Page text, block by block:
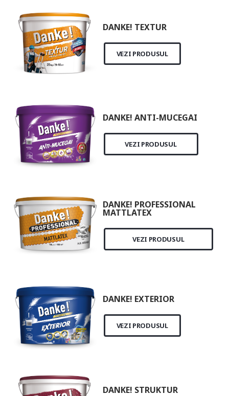
DANKE! TEXTUR
VEZI PRODUSUL
DANKE! ANTI-MUCEGAI
VEZI PRODUSUL
DANKE! PROFESSIONAL
MATTLATEX
VEZI PRODUSUL
DANKE! EXTERIOR
VEZI PRODUSUL
DANKE! STRUKTUR